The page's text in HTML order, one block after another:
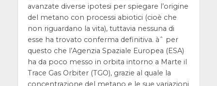
avanzate diverse ipotesi per spiegare l’origine
del metano con processi abiotici (cioè che
non riguardano la vita), tuttavia nessuna di
esse ha trovato conferma definitiva. àˆ per
questo che l’Agenzia Spaziale Europea (ESA)
ha da poco messo in orbita intorno a Marte il
Trace Gas Orbiter (TGO), grazie al quale la
concentrazione del metano e le sue variazioni